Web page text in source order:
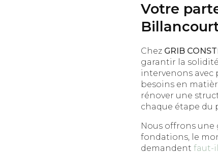
Votre
Chez GRIB
garantir la
intervenons
besoins en
rénover une
chaque étape du
Nous offrons une
fondations, le
demandent faut-